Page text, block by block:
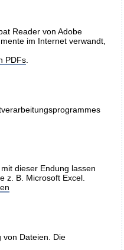
Reader von Adobe
im Internet verwandt,
PDFs.
dieser Endung lassen
z. B. Microsoft Excel.
von Dateien. Die